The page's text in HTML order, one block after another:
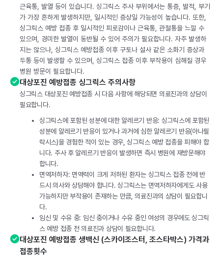
근육통, 발열 등이 있습니다. 싱그릭스 주사 부위에서는 통증, 발적, 부기
가 가장 흔하게 발생하지만, 일시적인 증상일 가능성이 높습니다. 또한,
싱그릭스 예방 접종 후 일시적인 피로감이나 근육통, 관절통을 느낄 수
있으며, 경미한 발열이 동반될 수 있어 주의가 필요합니다. 자주 발생하
지는 않으나, 싱그릭스 예방접종 이후 구토나 설사 같은 소화기 증상과
두통 등이 발생할 수 있으며, 싱그릭스 접종 이후 부작용이 심해질 경우
병원 방문이 필요합니다.
대상포진 예방접종 싱그릭스 주의사항
싱그릭스 대상포진 예방접종 시 다음 사항에 해당되면 의료진과의 상담이
필요합니다.
싱그릭스에 포함된 성분에 대한 알레르기 반응: 싱그릭스에 포함된
성분에 알레르기 반응이 있거나 과거에 심한 알레르기 반응(아나필
락시스)을 경험한 적이 있는 경우, 싱그릭스 예방 접종을 피해야 합
니다. 주사 후 알레르기 반응이 발생하면 즉시 병원에 재방문해야
합니다.
면역저하자: 면역력이 크게 저하된 환자는 싱그릭스 접종 전에 반
드시 의사와 상담해야 합니다. 싱그릭스는 면역저하자에게도 사용
가능하지만 부작용이 존재하는 만큼, 의료진과의 상담이 필요합니
다.
임신 및 수유 중: 임신 중이거나 수유 중인 여성의 경우에도 싱그릭
스 예방 접종 전 의료진과 상담이 필요합니다.
대상포진 예방접종 생백신 (스카이조스터, 조스타박스) 가격과
접종횟수